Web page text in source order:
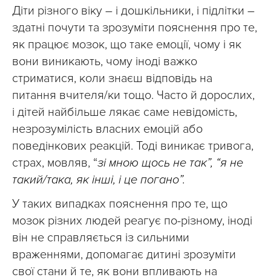
Діти різного віку – і дошкільники, і підлітки –
здатні почути та зрозуміти пояснення про те,
як працює мозок, що таке емоції, чому і як
вони виникають, чому іноді важко
стриматися, коли знаєш відповідь на
питання вчителя/ки тощо. Часто й дорослих,
і дітей найбільше лякає саме невідомість,
незрозумілість власних емоцій або
поведінкових реакцій. Тоді виникає тривога,
страх, мовляв, “зі мною щось не так”, “я не
такий/така, як інші, і це погано”.
У таких випадках пояснення про те, що
мозок різних людей реагує по-різному, іноді
він не справляється із сильними
враженнями, допомагає дитині зрозуміти
свої стани й те, як вони впливають на